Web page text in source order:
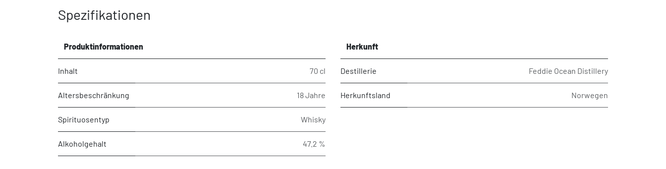
Spezifikationen
Produktinformationen
Inhalt 70 cl
Altersbeschränkung 18 Jahre
Spirituosentyp Whisky
Alkoholgehalt 47.2 %
Herkunft
Destillerie Feddie Ocean Distillery
Herkunftsland Norwegen